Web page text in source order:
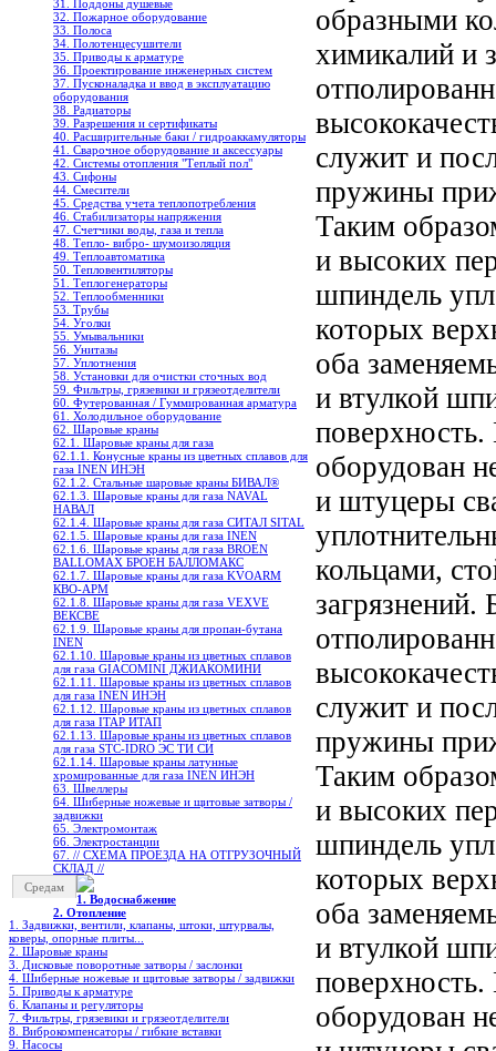
31. Поддоны душевые
32. Пожарное оборудование
33. Полоса
34. Полотенцесушители
35. Приводы к арматуре
36. Проектирование инженерных систем
37. Пусконаладка и ввод в эксплуатацию
оборудования
38. Радиаторы
39. Разрешения и сертификаты
40. Расширительные баки / гидроаккамуляторы
41. Сварочное оборудование и аксессуары
42. Системы отопления "Теплый пол"
43. Сифоны
44. Смесители
45. Средства учета теплопотребления
46. Стабилизаторы напряжения
47. Счетчики воды, газа и тепла
48. Тепло- вибро- шумоизоляция
49. Теплоавтоматика
50. Тепловентиляторы
51. Теплогенераторы
52. Теплообменники
53. Трубы
54. Уголки
55. Умывальники
56. Унитазы
57. Уплотнения
58. Установки для очистки сточных вод
59. Фильтры, грязевики и грязеотделители
60. Футерованная / Гуммированная арматура
61. Холодильное oборудование
62. Шаровые краны
62.1. Шаровые краны для газа
62.1.1. Конусные краны из цветных сплавов для
газа INEN ИНЭН
62.1.2. Стальные шаровые краны БИВАЛ®
62.1.3. Шаровые краны для газа NAVAL
НАВАЛ
62.1.4. Шаровые краны для газа СИТАЛ SITAL
62.1.5. Шаровые краны для газа INEN
62.1.6. Шаровые краны для газа BROEN
BALLOMAX БРОЕН БАЛЛОМАКС
62.1.7. Шаровые краны для газа KVOARM
КВО-АРМ
62.1.8. Шаровые краны для газа VEXVE
ВЕКСВЕ
62.1.9. Шаровые краны для пропан-бутана
INEN
62.1.10. Шаровые краны из цветных сплавов
для газа GIACOMINI ДЖИАКОМИНИ
62.1.11. Шаровые краны из цветных сплавов
для газа INEN ИНЭН
62.1.12. Шаровые краны из цветных сплавов
для газа ITAP ИТАП
62.1.13. Шаровые краны из цветных сплавов
для газа STC-IDRO ЭС ТИ СИ
62.1.14. Шаровые краны латунные
хромированные для газа INEN ИНЭН
63. Швеллеры
64. Шиберные ножевые и щитовые затворы /
задвижки
65. Электромонтаж
66. Электростанции
67. // СХЕМА ПРОЕЗДА НА ОТГРУЗОЧНЫЙ
СКЛАД //
Средам
1. Водоснабжение
2. Отопление
1. Задвижки, вентили, клапаны, штоки, штурвалы,
коверы, опорные плиты...
2. Шаровые краны
3. Дисковые поворотные затворы / заслонки
4. Шиберные ножевые и щитовые затворы / задвижки
5. Приводы к арматуре
6. Клапаны и регуляторы
7. Фильтры, грязевики и грязеотделители
8. Виброкомпенсаторы / гибкие вставки
9. Насосы
образными
химикалий и
служит и
пружины
Таким
и высоких
шпиндель
которых
оба
и втулкой
оборудован
и штуцеры
кольцами,
служит и
пружины
Таким
и высоких
шпиндель
которых
оба
и втулкой
оборудован